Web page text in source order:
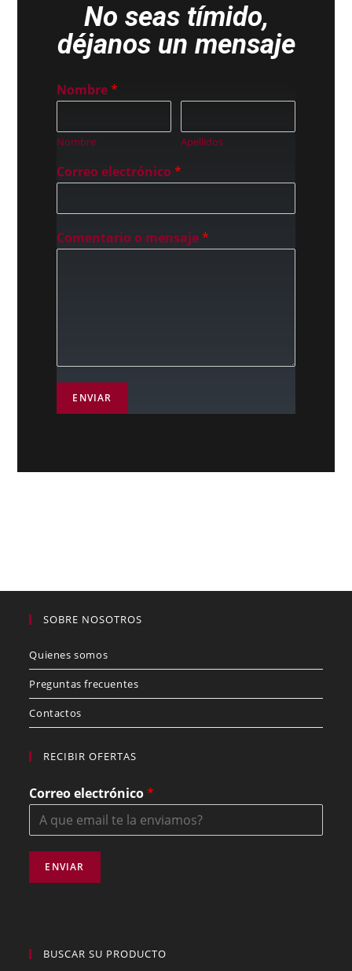
No seas tímido,
déjanos un mensaje
Nombre*
Nombre Apellidos
Correo electrónico*
Comentario o mensaje*
ENVIAR
SOBRE NOSOTROS
Quienes somos
Preguntas frecuentes
Contactos
RECIBIR OFERTAS
Correo electrónico*
ENVIAR
BUSCAR SU PRODUCTO